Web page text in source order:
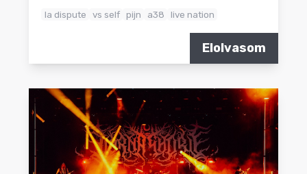
la dispute vs self pijn a38 live nation
Elolvasom